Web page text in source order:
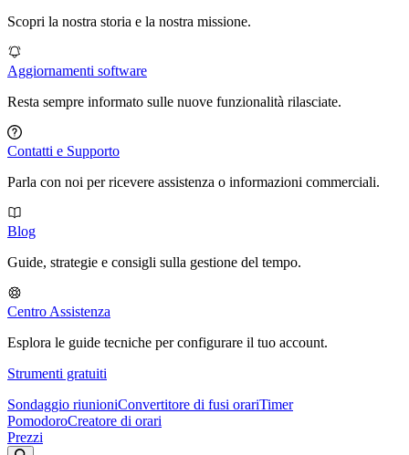
Scopri la nostra storia e la nostra missione.
Aggiornamenti software
Resta sempre informato sulle nuove funzionalità rilasciate.
Contatti e Supporto
Parla con noi per ricevere assistenza o informazioni commerciali.
Blog
Guide, strategie e consigli sulla gestione del tempo.
Centro Assistenza
Esplora le guide tecniche per configurare il tuo account.
Strumenti gratuiti
Sondaggio riunioniConvertitore di fusi orariTimer
PomodoroCreatore di orari
Prezzi